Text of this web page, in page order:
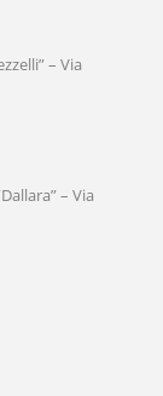
– Via
– Via